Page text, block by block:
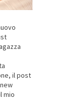
il post
mio